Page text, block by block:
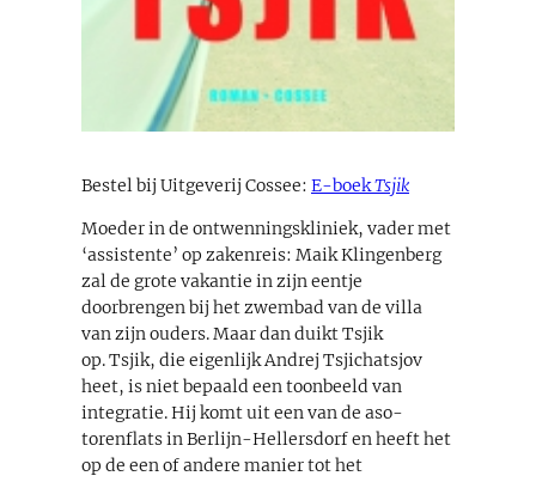
Bestel bij Uitgeverij Cossee: E-boekTsjik
Moeder in de ontwenningskliniek, vader met
‘assistente’ op zakenreis: Maik Klingenberg
zal de grote vakantie in zijn eentje
doorbrengen bij het zwembad van de villa
van zijn ouders. Maar dan duikt Tsjik
op. Tsjik, die eigenlijk Andrej Tsjichatsjov
heet, is niet bepaald een toonbeeld van
integratie. Hij komt uit een van de aso-
torenflats in Berlijn-Hellersdorf en heeft het
op de een of andere manier tot het